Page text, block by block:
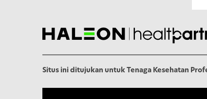
Situs ini ditujukan untuk Tenaga Kesehatan